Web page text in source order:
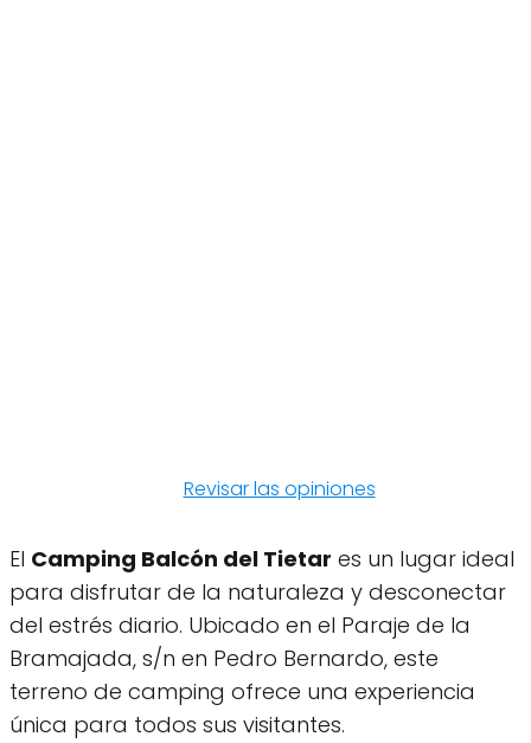
Revisar las opiniones
El Camping Balcón del Tietar es un lugar ideal
para disfrutar de la naturaleza y desconectar
del estrés diario. Ubicado en el Paraje de la
Bramajada, s/n en Pedro Bernardo, este
terreno de camping ofrece una experiencia
única para todos sus visitantes.